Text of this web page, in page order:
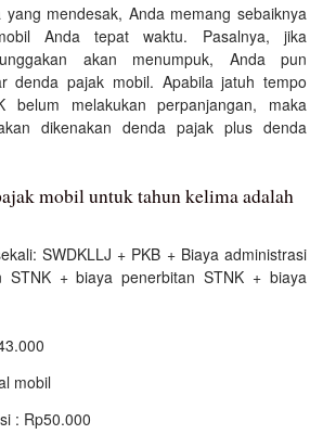
mendesak, Anda memang sebaiknya
Anda tepat waktu. Pasalnya, jika
akan menumpuk, Anda pun
denda pajak mobil. Apabila jatuh tempo
belum melakukan perpanjangan, maka
dikenakan denda pajak plus denda
mobil untuk tahun kelima adalah
SWDKLLJ + PKB + Biaya administrasi
STNK + biaya penerbitan STNK + biaya
mobil
: Rp50.000